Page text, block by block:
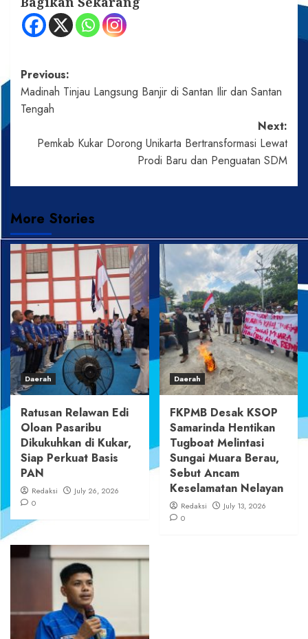
Post
navigation
Previous:
Madinah Tinjau Langsung Banjir di Santan Ilir dan Santan
Tengah
Next:
Pemkab Kukar Dorong Unikarta Bertransformasi Lewat
Prodi Baru dan Penguatan SDM
More Stories
Daerah
Ratusan Relawan Edi
Oloan Pasaribu
Dikukuhkan di Kukar,
Siap Perkuat Basis
PAN
Redaksi
July 26, 2026
0
Daerah
FKPMB Desak KSOP
Samarinda Hentikan
Tugboat Melintasi
Sungai Muara Berau,
Sebut Ancam
Keselamatan Nelayan
Redaksi
July 13, 2026
0